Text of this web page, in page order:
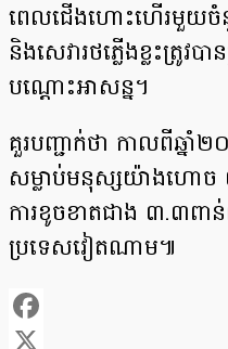
ពេលជើងហោះហើរមួយចំ
និងសេវារថភ្លើងខ្លះត្រូវប
បណ្ដោះអាសន្ន។
គួរបញ្ជាក់ថា កាលពីឆ្នាំ
សម្លាប់មនុស្សយ៉ាងហោច
ការខូចខាតជាង ៣.៣ពាន់
ប្រទេសវៀតណាម៕
Facebook